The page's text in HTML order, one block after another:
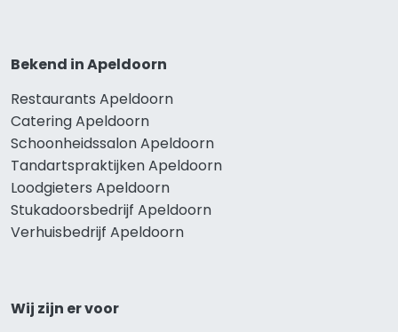
Bekend in Apeldoorn
Restaurants Apeldoorn
Catering Apeldoorn
Schoonheidssalon Apeldoorn
Tandartspraktijken Apeldoorn
Loodgieters Apeldoorn
Stukadoorsbedrijf Apeldoorn
Verhuisbedrijf Apeldoorn
Wij zijn er voor